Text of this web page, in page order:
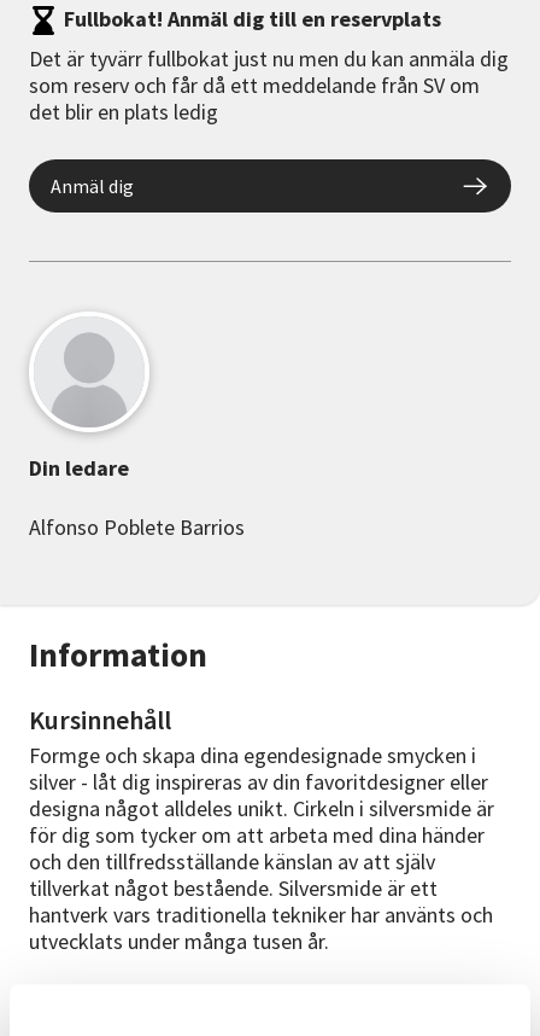
Information
Kursinnehåll
Formge och skapa dina egendesignade smycken i
silver - låt dig inspireras av din favoritdesigner eller
designa något alldeles unikt. Cirkeln i silversmide är
för dig som tycker om att arbeta med dina händer
och den tillfredsställande känslan av att själv
tillverkat något bestående. Silversmide är ett
hantverk vars traditionella tekniker har använts och
utvecklats under många tusen år.
Fullbokat! Anmäl dig till en reservplats
Det är tyvärr fullbokat just nu men du kan anmäla dig
som reserv och får då ett meddelande från SV om
det blir en plats ledig
Anmäl dig
Din ledare
Alfonso Poblete Barrios